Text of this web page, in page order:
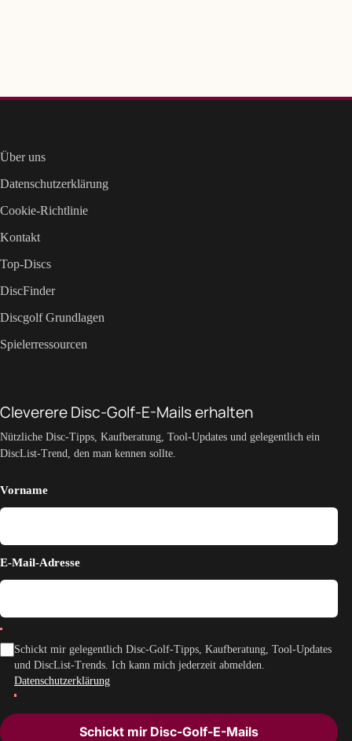
Über uns
Datenschutzerklärung
Cookie-Richtlinie
Kontakt
Top-Discs
DiscFinder
Discgolf Grundlagen
Spielerressourcen
Cleverere Disc-Golf-E-Mails erhalten
Nützliche Disc-Tipps, Kaufberatung, Tool-Updates und gelegentlich ein
DiscList-Trend, den man kennen sollte.
Vorname
E-Mail-Adresse
Schickt mir gelegentlich Disc-Golf-Tipps, Kaufberatung, Tool-Updates
und DiscList-Trends. Ich kann mich jederzeit abmelden.
Datenschutzerklärung
Schickt mir Disc-Golf-E-Mails